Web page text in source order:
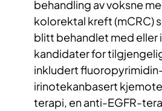
behandling av voksne
kolorektal kreft (mCRC)
blitt behandlet med eller
kandidater for
inkludert
irinotekanbasert
terapi, en anti-EGFR-